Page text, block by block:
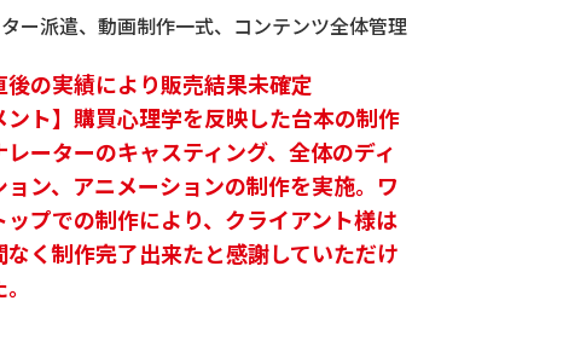
ー派遣、動画制作一式、コンテンツ全体管理
後の実績により販売結果未確定
ント】購買心理学を反映した台本の制作
レーターのキャスティング、全体のディ
ョン、アニメーションの制作を実施。ワ
ップでの制作により、クライアント様は
なく制作完了出来たと感謝していただけ